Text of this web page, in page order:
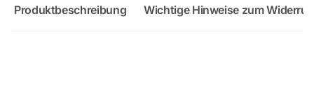
Produktbeschreibung Wichtige Hinweise zum